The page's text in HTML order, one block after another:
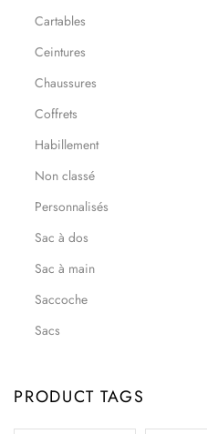
Cartables
Ceintures
Chaussures
Coffrets
Habillement
Non classé
Personnalisés
Sac à dos
Sac à main
Saccoche
Sacs
PRODUCT TAGS